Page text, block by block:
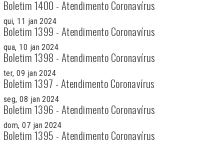
Boletim 1400 - Atendimento Coronavírus
qui, 11 jan 2024
Boletim 1399 - Atendimento Coronavírus
qua, 10 jan 2024
Boletim 1398 - Atendimento Coronavírus
ter, 09 jan 2024
Boletim 1397 - Atendimento Coronavírus
seg, 08 jan 2024
Boletim 1396 - Atendimento Coronavírus
dom, 07 jan 2024
Boletim 1395 - Atendimento Coronavírus